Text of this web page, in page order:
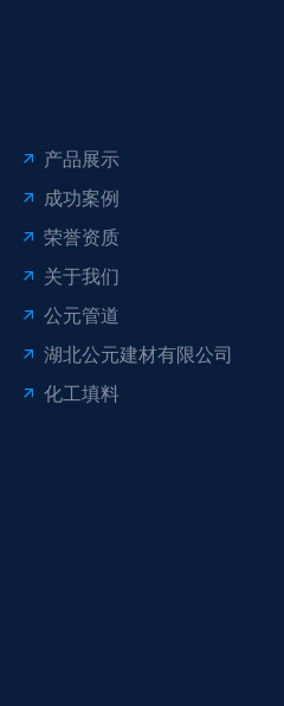
产品展示
成功案例
荣誉资质
关于我们
公元管道
湖北公元建材有限公司
化工填料